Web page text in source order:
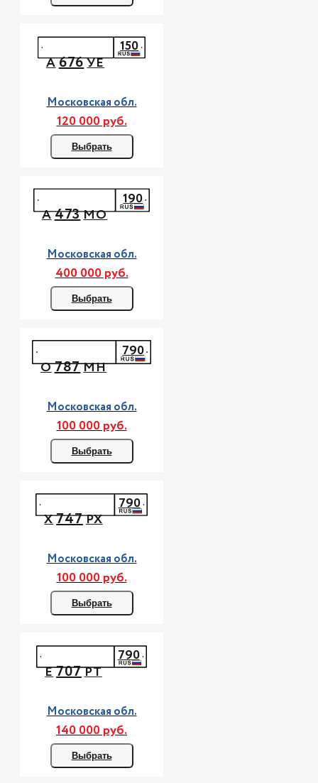
А676УЕ
150
Московская обл.
120 000 руб.
Выбрать
А473МО
190
Московская обл.
400 000 руб.
Выбрать
О787МН
790
Московская обл.
100 000 руб.
Выбрать
Х747РХ
790
Московская обл.
100 000 руб.
Выбрать
Е707РТ
790
Московская обл.
140 000 руб.
Выбрать